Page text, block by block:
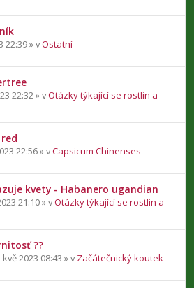
22:39 » vOstatní
22:32 » vOtázky týkající se rostlin a
22:56 » vCapsicum Chinenses
kvety - Habanero ugandian
21:10 » vOtázky týkající se rostlin a
??
kvě 2023 08:43 » vZačátečnický koutek